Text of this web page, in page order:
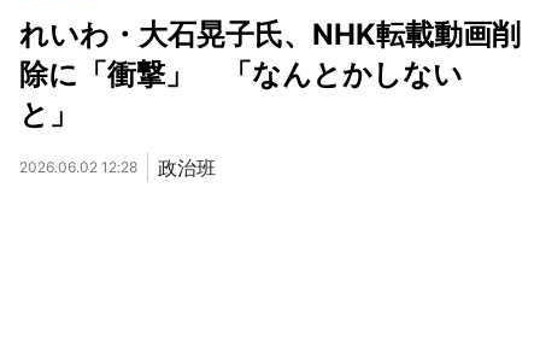
れいわ・大石晃子氏、NHK転載動画削
除に「衝撃」 「なんとかしない
と」
2026.06.02 12:28 政治班